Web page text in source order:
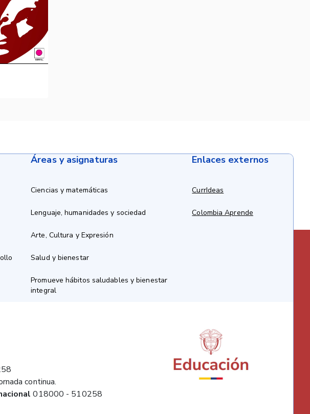
Áreas y asignaturas
Ciencias y matemáticas
Lenguaje, humanidades y sociedad
Arte, Cultura y Expresión
Salud y bienestar
Promueve hábitos saludables y bienestar
integral
Enlaces externos
CurrIdeas
Colombia Aprende
continua.
018000 - 510258